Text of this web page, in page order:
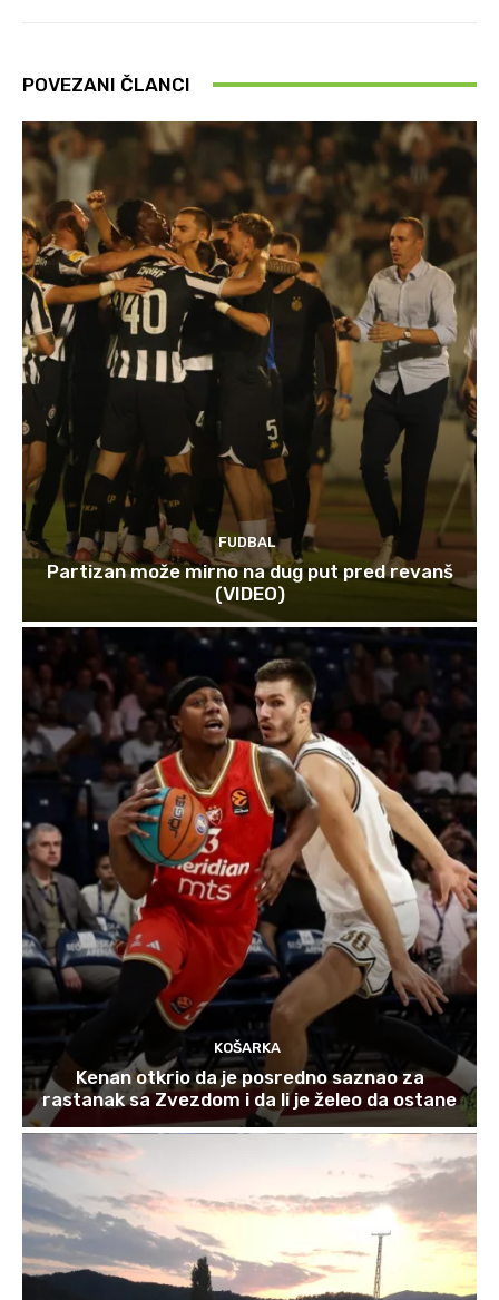
POVEZANI ČLANCI
FUDBAL
Partizan može mirno na dug put pred revanš
(VIDEO)
KOŠARKA
Kenan otkrio da je posredno saznao za
rastanak sa Zvezdom i da li je želeo da ostane